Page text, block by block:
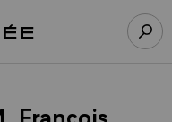
à l’accueil Élysée
François